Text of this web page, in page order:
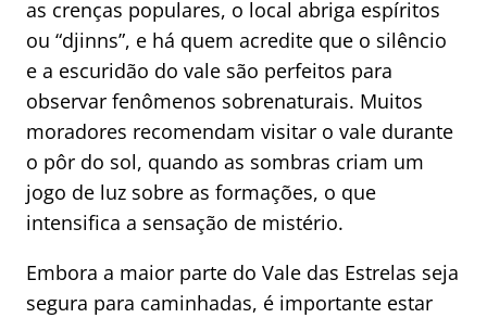
as crenças populares, o local abriga espíritos
ou “djinns”, e há quem acredite que o silêncio
e a escuridão do vale são perfeitos para
observar fenômenos sobrenaturais. Muitos
moradores recomendam visitar o vale durante
o pôr do sol, quando as sombras criam um
jogo de luz sobre as formações, o que
intensifica a sensação de mistério.
Embora a maior parte do Vale das Estrelas seja
segura para caminhadas, é importante estar